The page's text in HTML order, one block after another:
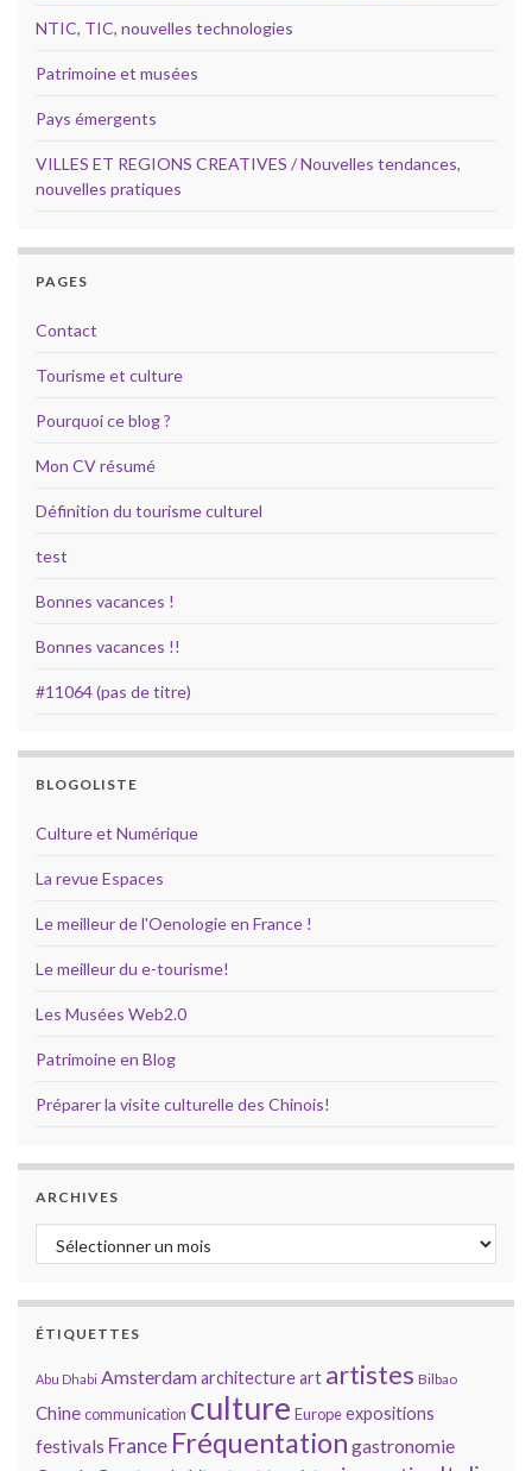
NTIC, TIC, nouvelles technologies
Patrimoine et musées
Pays émergents
VILLES ET REGIONS CREATIVES / Nouvelles tendances,
nouvelles pratiques
PAGES
Contact
Tourisme et culture
Pourquoi ce blog ?
Mon CV résumé
Définition du tourisme culturel
test
Bonnes vacances !
Bonnes vacances !!
#11064 (pas de titre)
BLOGOLISTE
Culture et Numérique
La revue Espaces
Le meilleur de l'Oenologie en France !
Le meilleur du e-tourisme!
Les Musées Web2.0
Patrimoine en Blog
Préparer la visite culturelle des Chinois!
ARCHIVES
Archives
ÉTIQUETTES
Abu Dhabi Amsterdamarchitectureart artistes Bilbao
Chinecommunication culture Europeexpositions
festivals France Fréquentation gastronomie